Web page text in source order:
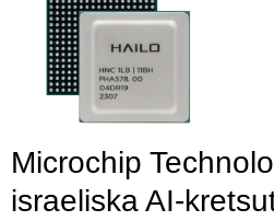
Microchip
israeliska AI-